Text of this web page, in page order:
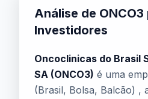
Análise de ONCO3
Investidores
Oncoclinicas do Brasil
SA (ONCO3) é uma
(Brasil, Bolsa, Balcão) ,